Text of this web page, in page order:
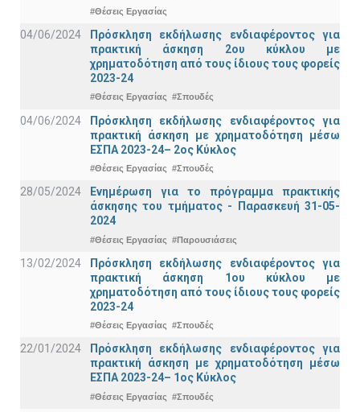
#Θέσεις Εργασίας
04/06/2024
Πρόσκληση εκδήλωσης ενδιαφέροντος για
πρακτική άσκηση 2ου κύκλου με
χρηματοδότηση από τους ίδιους τους φορείς
2023-24
#Θέσεις Εργασίας #Σπουδές
04/06/2024
Πρόσκληση εκδήλωσης ενδιαφέροντος για
πρακτική άσκηση με χρηματοδότηση μέσω
ΕΣΠΑ 2023-24– 2ος Κύκλος
#Θέσεις Εργασίας #Σπουδές
28/05/2024
Ενημέρωση για το πρόγραμμα πρακτικής
άσκησης του τμήματος - Παρασκευή 31-05-
2024
#Θέσεις Εργασίας #Παρουσιάσεις
13/02/2024
Πρόσκληση εκδήλωσης ενδιαφέροντος για
πρακτική άσκηση 1ου κύκλου με
χρηματοδότηση από τους ίδιους τους φορείς
2023-24
#Θέσεις Εργασίας #Σπουδές
22/01/2024
Πρόσκληση εκδήλωσης ενδιαφέροντος για
πρακτική άσκηση με χρηματοδότηση μέσω
ΕΣΠΑ 2023-24– 1ος Κύκλος
#Θέσεις Εργασίας #Σπουδές